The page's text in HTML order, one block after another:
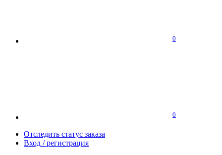
0
0
Отследить статус заказа
Вход / регистрация